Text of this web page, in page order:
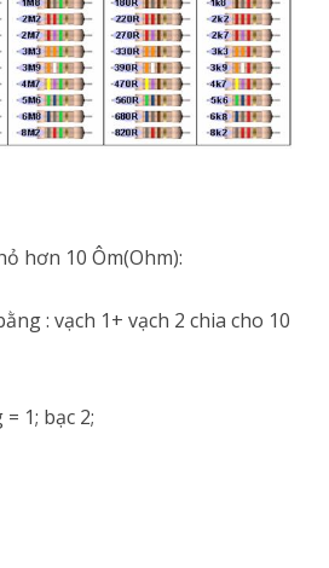
hơn 10 Ôm(Ohm):
: vạch 1+ vạch 2 chia cho 10
1; bạc 2;